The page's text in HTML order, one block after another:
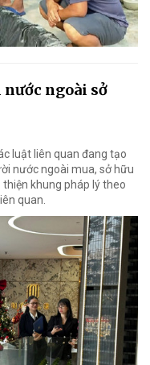
ngoài sở
luật liên quan đang tạo
nước ngoài mua, sở hữu
thiện khung pháp lý theo
quan.